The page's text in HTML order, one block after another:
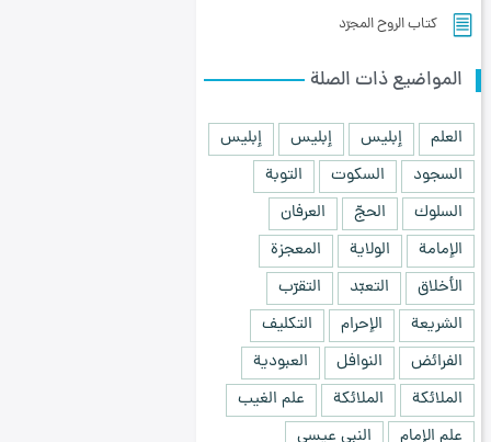
کتاب الروح المجرّد
المواضيع ذات الصلة
العلم إبليس إبليس
إبليس
السجود
السكوت
التوبة
السلوك
الحجّ
العرفان
الإمامة
الولاية
المعجزة
الأخلاق
التعبّد
التقرّب
الشريعة
الإحرام
التكليف
الفرائض
النوافل
العبودية
الملائكة
الملائكة
علم الغيب
علم الإمام
النبي عيسى